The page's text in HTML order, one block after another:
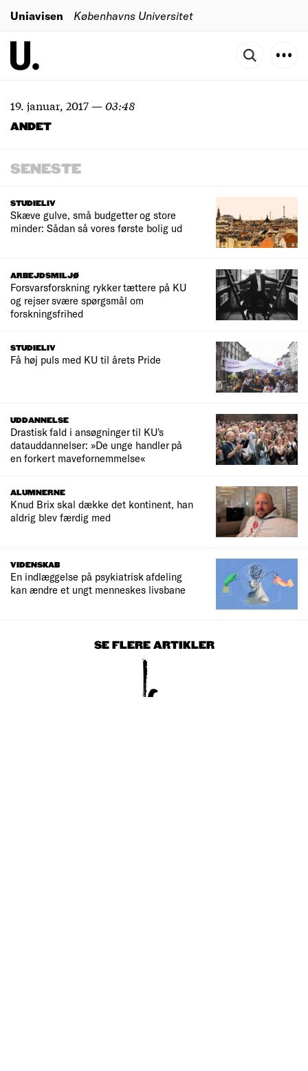
Uniavisen Københavns Universitet
19. januar, 2017—03:48
ANDET
SENESTE
STUDIELIV
Skæve gulve, små budgetter og store
minder: Sådan så vores første bolig ud
ARBEJDSMILJØ
Forsvarsforskning rykker tættere på KU
og rejser svære spørgsmål om
forskningsfrihed
STUDIELIV
Få høj puls med KU til årets Pride
UDDANNELSE
Drastisk fald i ansøgninger til KU's
datauddannelser: »De unge handler på
en forkert mavefornemmelse«
ALUMNERNE
Knud Brix skal dække det kontinent, han
aldrig blev færdig med
VIDENSKAB
En indlæggelse på psykiatrisk afdeling
kan ændre et ungt menneskes livsbane
SE FLERE ARTIKLER